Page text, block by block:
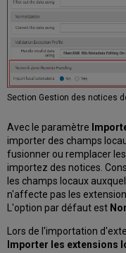
Section Gestion des notices
Avec le paramètre
importer des champs
fusionner ou remplacer
importez des notices.
les champs locaux
n'affecte pas les
L'option par défaut est
Lors de l'importation
Importer les extensions